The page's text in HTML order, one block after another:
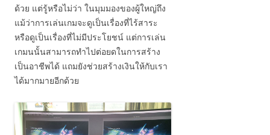
ด้วย แต่รู้หรือไม่ว่า ในมุมมองของผู้ใหญ่ถึง
แม้ว่าการเล่นเกมจะดูเป็นเรื่องที่ไร้สาระ
หรือดูเป็นเรื่องที่ไม่มีประโยชน์ แต่การเล่น
เกมนนั้นสามารถทำไปต่อยดในการสร้าง
เป็นอาชีพได้ แถมยังช่วยสร้างเงินให้กับเรา
ได้มากมายอีกด้วย